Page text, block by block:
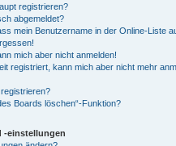
registrieren?
abgemeldet?
mein Benutzername in der Online-Liste
mich aber nicht anmelden!
registriert, kann mich aber nicht mehr
Boards löschen“-Funktion?
-einstellungen